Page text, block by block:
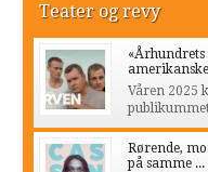
Teater og revy
Våren 2025
Rørende,
på samme ...